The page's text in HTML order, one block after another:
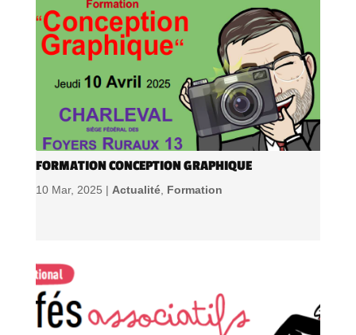
FORMATION CONCEPTION GRAPHIQUE
10 Mar, 2025 | Actualité, Formation